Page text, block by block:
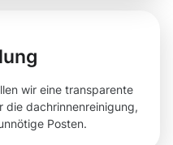
wir eine transparente
die dachrinnenreinigung,
Posten.